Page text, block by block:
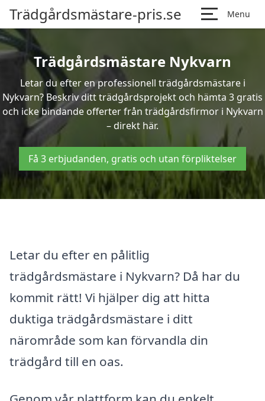
Trädgårdsmästare-pris.se Menu
Trädgårdsmästare Nykvarn
Letar du efter en professionell trädgårdsmästare i
Nykvarn? Beskriv ditt trädgårdsprojekt och hämta 3 gratis
och icke bindande offerter från trädgårdsfirmor i Nykvarn
– direkt här.
Få 3 erbjudanden, gratis och utan förpliktelser
Letar du efter en pålitlig
trädgårdsmästare i Nykvarn? Då har du
kommit rätt! Vi hjälper dig att hitta
duktiga trädgårdsmästare i ditt
närområde som kan förvandla din
trädgård till en oas.